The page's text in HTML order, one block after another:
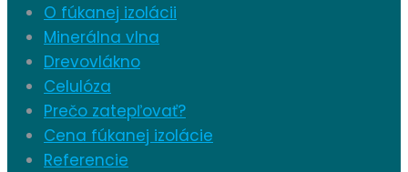
O fúkanej izolácii
Minerálna vlna
Drevovlákno
Celulóza
Prečo zatepľovať?
Cena fúkanej izolácie
Referencie